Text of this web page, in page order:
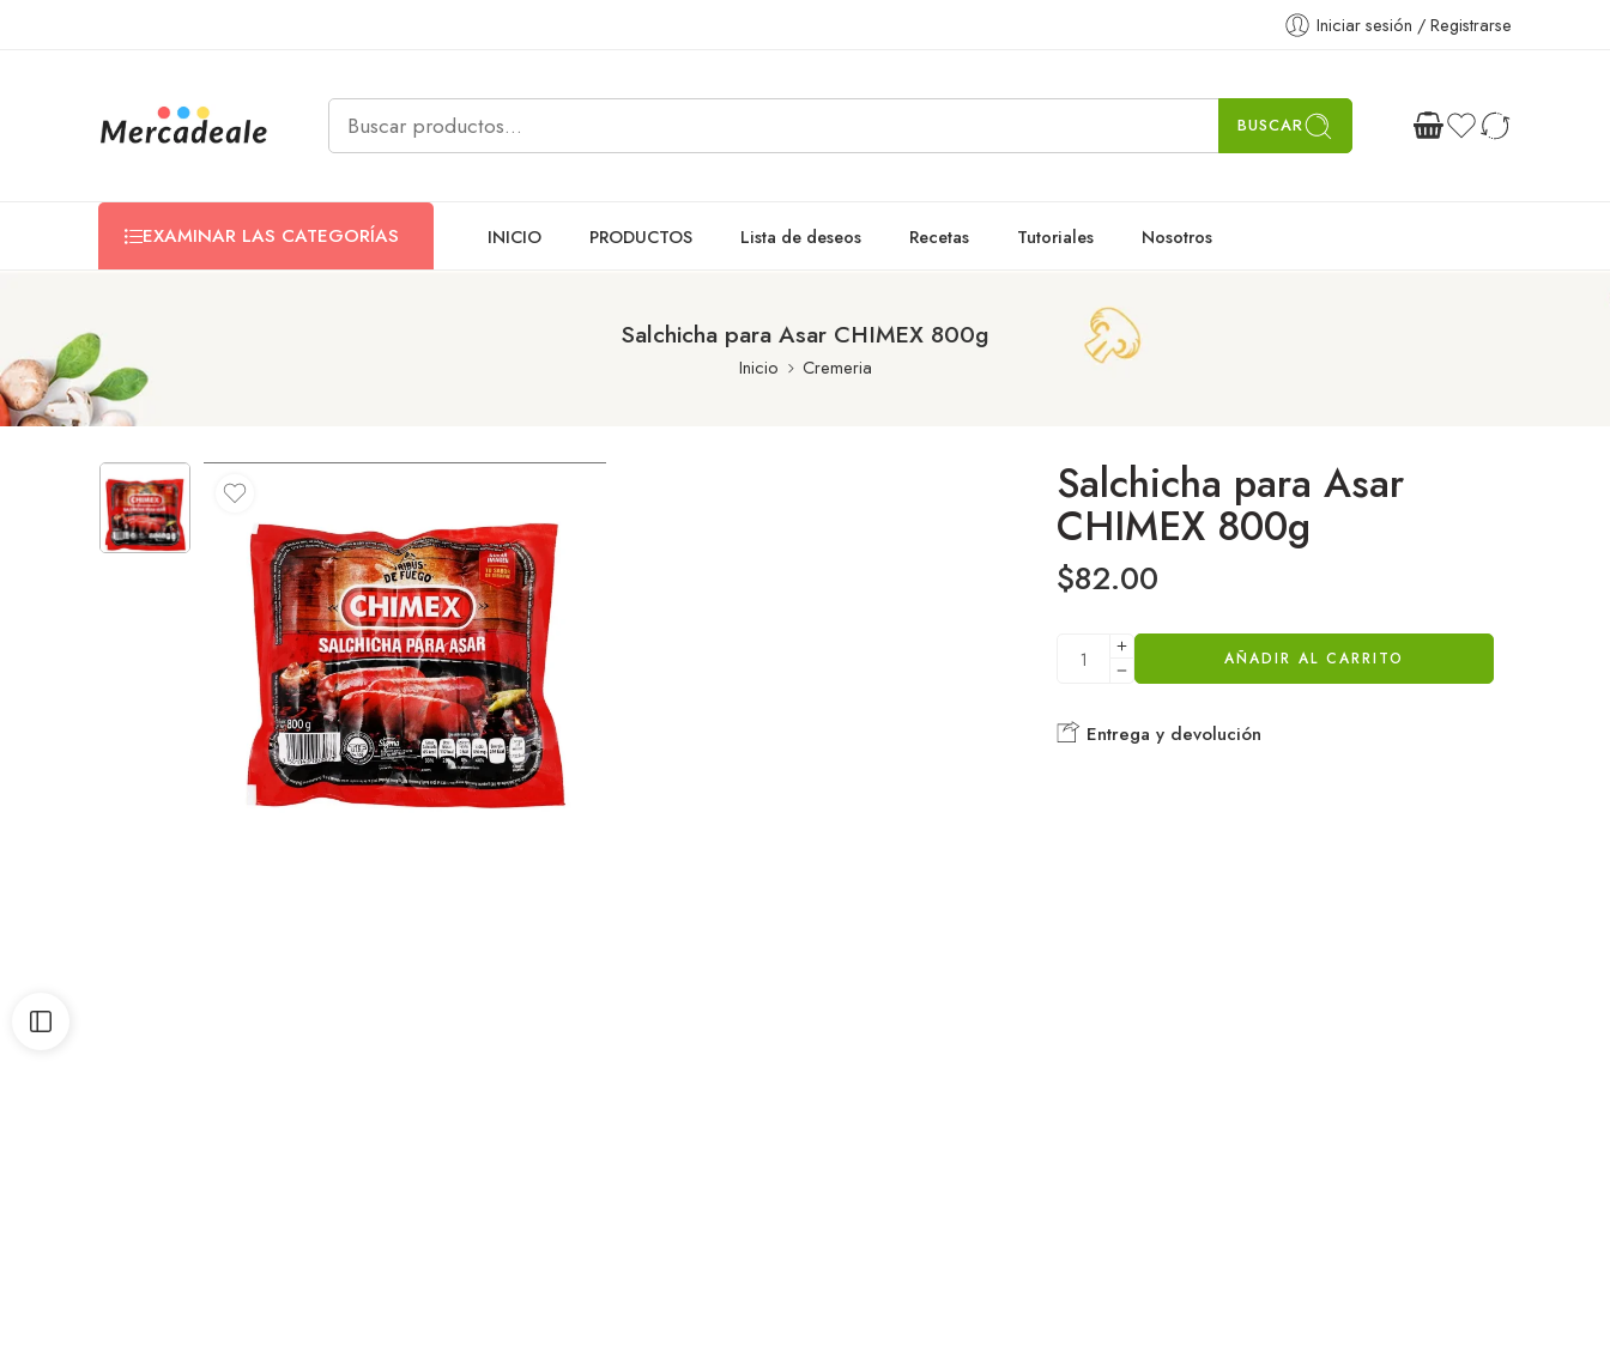
Iniciar sesión / Registrarse
BUSCAR
EXAMINAR LAS CATEGORÍAS INICIO PRODUCTOS Lista de deseos Recetas Tutoriales Nosotros
Salchicha para Asar CHIMEX 800g
Inicio Cremeria
Salchicha para Asar
CHIMEX 800g
$82.00
AÑADIR AL CARRITO
Entrega y devolución